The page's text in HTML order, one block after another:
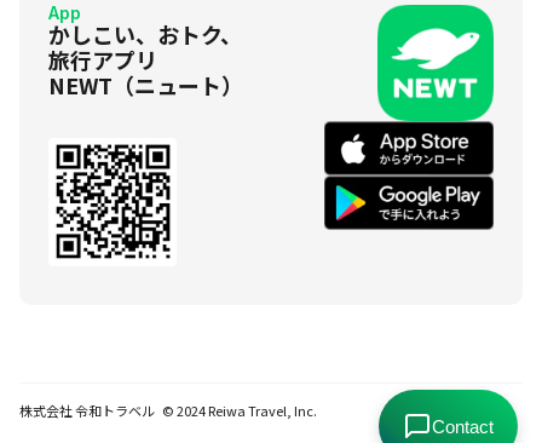
App
かしこい、おトク、
旅行アプリ
NEWT（ニュート）
株式会社 令和トラベル © 2024 Reiwa Travel, Inc.